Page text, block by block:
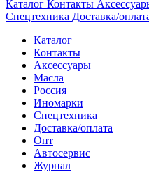
Каталог Контакты
Спецтехника Доставка/
Каталог
Контакты
Аксессуары
Масла
Россия
Иномарки
Спецтехника
Доставка/оплата
Опт
Автосервис
Журнал